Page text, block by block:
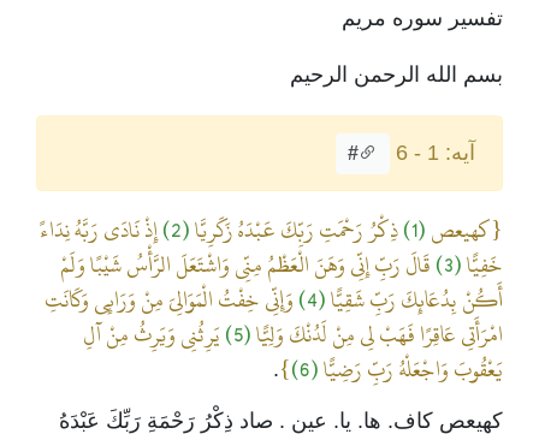
تفسير سوره مريم
بسم الله الرحمن الرحيم
آیه: 1 - 6 #
{كهيعص(1) ذِكْرُ رَحْمَتِ رَبِّكَ عَبْدَهُ زَكَرِيَّا(2) إِذْ نَادَى رَبَّهُ نِدَاءً
خَفِيًّا(3) قَالَ رَبِّ إِنِّي وَهَنَ الْعَظْمُ مِنِّي وَاشْتَعَلَ الرَّأْسُ شَيْبًا وَلَمْ
أَكُنْ بِدُعَائِكَ رَبِّ شَقِيًّا(4)
وَإِنِّي خِفْتُ الْمَوَالِيَ مِنْ وَرَائِي وَكَانَتِ
امْرَأَتِي عَاقِرًا فَهَبْ لِي مِنْ لَدُنْكَ وَلِيًّا(5) يَرِثُنِي وَيَرِثُ مِنْ آلِ
يَعْقُوبَ وَاجْعَلْهُ رَبِّ رَضِيًّا(6)
}
.
كهيعص کاف. ها. يا. عين . صاد ذِكْرُ رَحْمَةِ رَبِّكَ عَبْدَهُ